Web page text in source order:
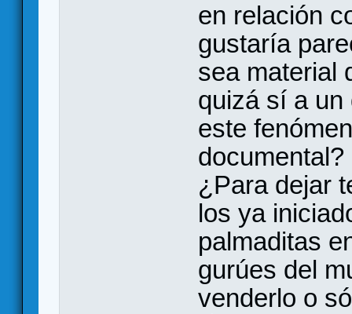
en relación
gustaría
sea material
quizá sí a un
este
¿Para dejar
los ya
palmaditas
gurúes del
venderlo o